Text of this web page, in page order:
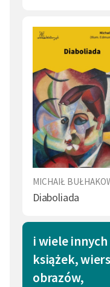
MICHAIŁ
Diaboliada
i wiele innych
książek,
obrazów,